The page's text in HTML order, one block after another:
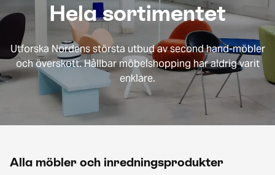
Hela sortimentet
Utforska Nordens största utbud av second hand-möbler
och överskott. Hållbar möbelshopping har aldrig varit
enklare.
Alla möbler och inredningsprodukter